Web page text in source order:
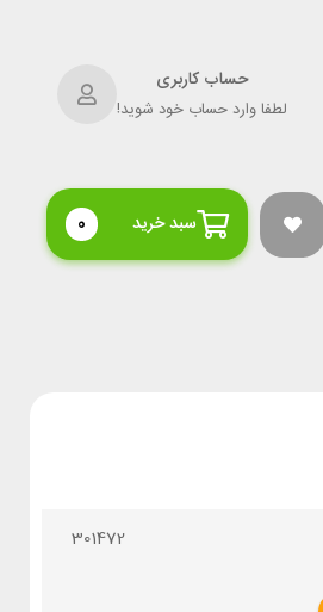
حساب کاربری
لطفا وارد حساب خود شوید!
سبد خرید 0
301472